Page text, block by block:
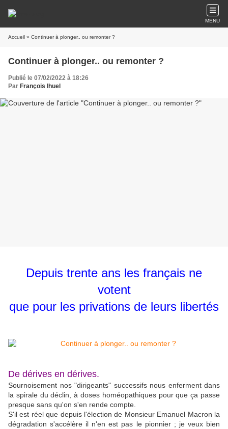
MENU
Accueil » Continuer à plonger.. ou remonter ?
Continuer à plonger.. ou remonter ?
Publié le 07/02/2022 à 18:26
Par François Ihuel
Depuis trente ans les français ne
votent
que pour les privations de leurs libertés
De dérives en dérives.
Sournoisement nos "dirigeants" successifs nous enferment dans
la spirale du déclin, à doses homéopathiques pour que ça passe
presque sans qu'on s'en rende compte.
S'il est réel que depuis l'élection de Monsieur Emanuel Macron la
dégradation s'accélère il n'en est pas le pionnier ; je veux bien